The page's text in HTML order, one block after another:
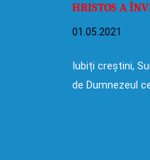
HRISTOS A
01.05.2021
Iubiți creștini,
de Dumnezeul